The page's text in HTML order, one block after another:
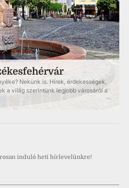
Nekünk is. Hírek, érdekességek,
a világ szerintünk legjobb városáról a
induló heti hírlevelünkre!